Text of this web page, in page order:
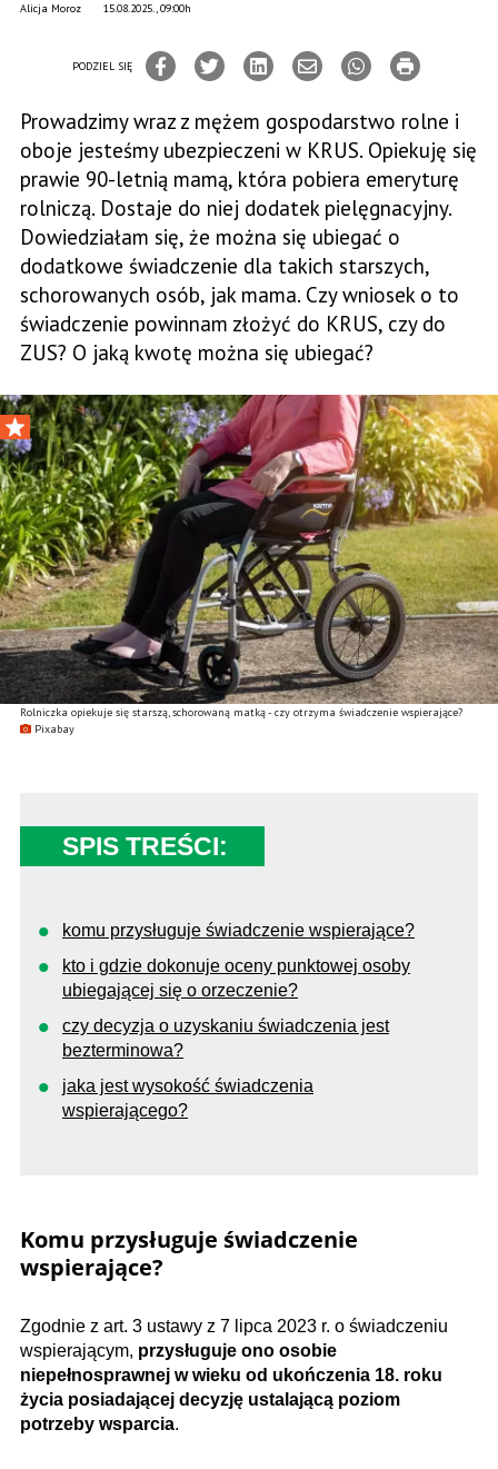
Rolniczka opiekuje się starszą, schorowaną matką - czy otrzyma świadczenie wspierające?
Pixabay
15.08.2025., 09:00h
Alicja Moroz
PODZIEL SIĘ
Prowadzimy wraz z mężem gospodarstwo rolne i
oboje jesteśmy ubezpieczeni w KRUS. Opiekuję się
prawie 90-letnią mamą, która pobiera emeryturę
rolniczą. Dostaje do niej dodatek pielęgnacyjny.
Dowiedziałam się, że można się ubiegać o
dodatkowe świadczenie dla takich starszych,
schorowanych osób, jak mama. Czy wniosek o to
świadczenie powinnam złożyć do KRUS, czy do
ZUS? O jaką kwotę można się ubiegać?
SPIS TREŚCI:
komu przysługuje świadczenie wspierające?
kto i gdzie dokonuje oceny punktowej osoby
ubiegającej się o orzeczenie?
czy decyzja o uzyskaniu świadczenia jest
bezterminowa?
jaka jest wysokość świadczenia
wspierającego?
Komu przysługuje świadczenie
wspierające?
Zgodnie z art. 3 ustawy z 7 lipca 2023 r. o świadczeniu
wspierającym, przysługuje ono osobie
niepełnosprawnej w wieku od ukończenia 18. roku
życia posiadającej decyzję ustalającą poziom
potrzeby wsparcia.